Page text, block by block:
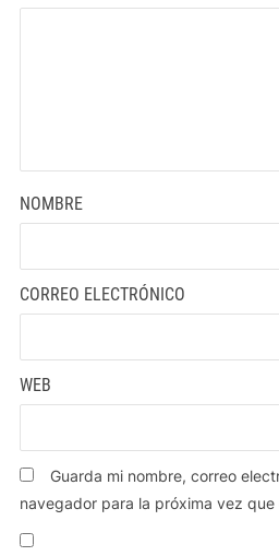
NOMBRE
CORREO ELECTRÓNICO
WEB
Guarda mi nombre, correo
navegador para la próxima vez que